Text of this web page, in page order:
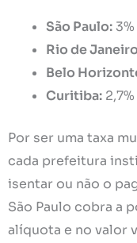
São Paulo: 3%
Rio de
Belo
Curitiba: 2,7%
Por ser uma taxa
cada prefeitura
isentar ou não o
São Paulo cobra a
alíquota e no valor